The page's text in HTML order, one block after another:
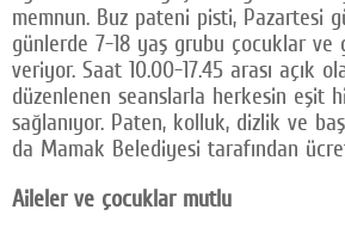
memnun. Buz pateni pisti, Pazartesi
günlerde 7-18 yaş grubu çocuklar ve
veriyor. Saat 10.00-17.45 arası açık
düzenlenen seanslarla herkesin eşit
sağlanıyor. Paten, kolluk, dizlik ve
da Mamak Belediyesi tarafından
Aileler ve çocuklar mutlu